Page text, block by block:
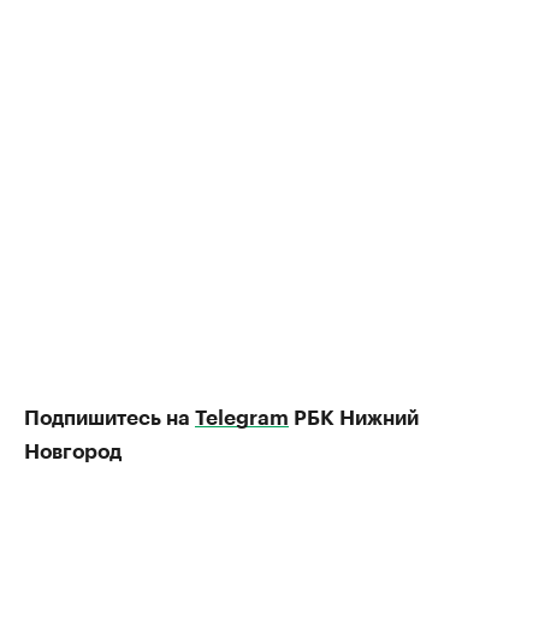
Подпишитесь на Telegram РБК Нижний
Новгород